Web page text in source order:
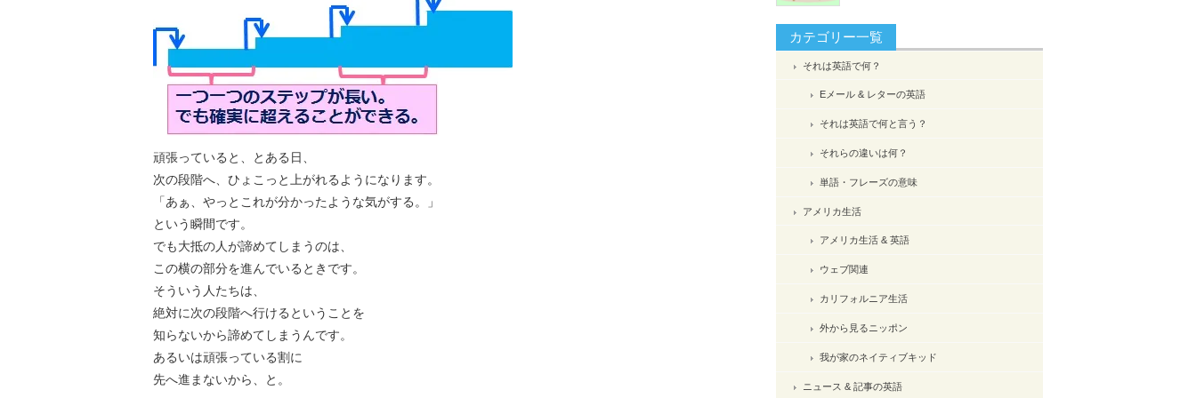
頑張っていると、とある日、
次の段階へ、ひょこっと上がれるようになります。
「あぁ、やっとこれが分かったような気がする。」
という瞬間です。
でも大抵の人が諦めてしまうのは、
この横の部分を進んでいるときです。
そういう人たちは、
絶対に次の段階へ行けるということを
知らないから諦めてしまうんです。
あるいは頑張っている割に
先へ進まないから、と。
カテゴリー一覧
それは英語で何？
Eメール & レターの英語
それは英語で何と言う？
それらの違いは何？
単語・フレーズの意味
アメリカ生活
アメリカ生活 & 英語
ウェブ関連
カリフォルニア生活
外から見るニッポン
我が家のネイティブキッド
ニュース & 記事の英語